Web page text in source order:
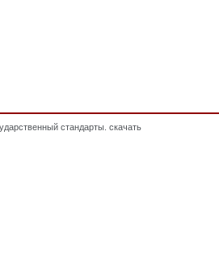
стандарты. скачать